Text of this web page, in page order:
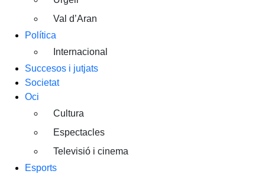
Val d’Aran
Política
Internacional
Succesos i jutjats
Societat
Oci
Cultura
Espectacles
Televisió i cinema
Esports